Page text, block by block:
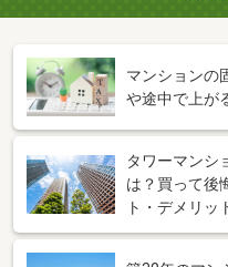
マンションの
や途中で上が
タワーマンシ
は？買って後
ト・デメリッ